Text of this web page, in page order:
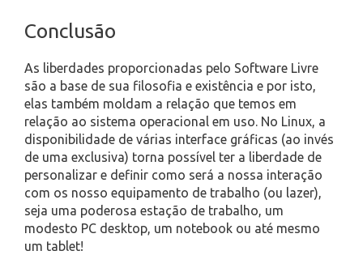
Conclusão
As liberdades proporcionadas pelo Software Livre
são a base de sua filosofia e existência e por isto,
elas também moldam a relação que temos em
relação ao sistema operacional em uso. No Linux, a
disponibilidade de várias interface gráficas (ao invés
de uma exclusiva) torna possível ter a liberdade de
personalizar e definir como será a nossa interação
com os nosso equipamento de trabalho (ou lazer),
seja uma poderosa estação de trabalho, um
modesto PC desktop, um notebook ou até mesmo
um tablet!